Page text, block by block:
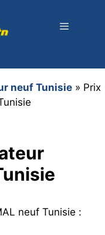
neuf Tunisie » Prix
neuf Tunisie :